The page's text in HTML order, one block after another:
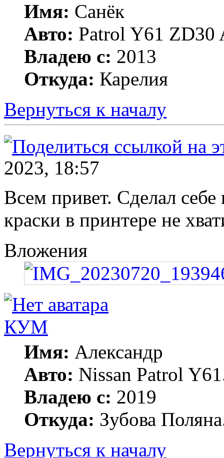
Имя: Санёк
Авто: Patrol Y61 ZD30
Владею с: 2013
Откуда: Карелия
Вернуться к началу
2023, 18:57
Всем привет. Сделал
краски в принтере не
Вложения
КУМ
Имя: Александр
Авто: Nissan Patrol
Владею с: 2019
Откуда: Зубова
Вернуться к началу